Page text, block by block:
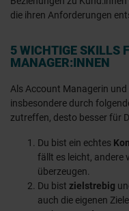
die ihren Anforderungen
5 WICHTIGE SKILLS
MANAGER:INNEN
Als Account Managerin
insbesondere durch
zutreffen, desto besser für
Du bist ein echtes
fällt es leicht, andere
überzeugen.
Du bist zielstrebig
auch die eigenen